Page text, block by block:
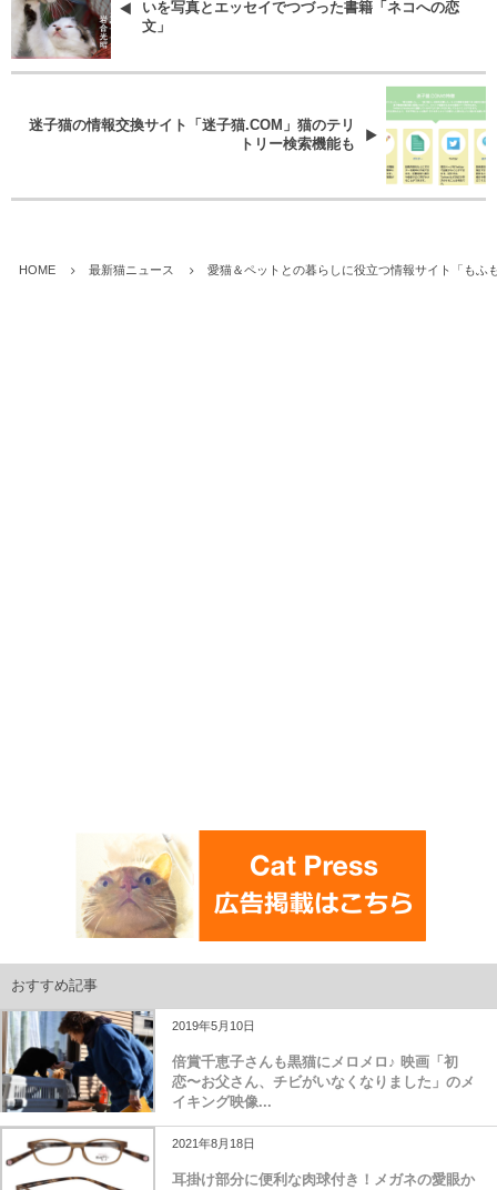
いを写真とエッセイでつづった書籍「ネコへの恋
文」
迷子猫の情報交換サイト「迷子猫.COM」猫のテリ
トリー検索機能も
HOME 最新猫ニュース 愛猫＆ペットとの暮らしに役立つ情報サイト「もふ
おすすめ記事
2019年5月10日
倍賞千恵子さんも黒猫にメロメロ♪ 映画「初
恋〜お父さん、チビがいなくなりました」のメ
イキング映像...
2021年8月18日
耳掛け部分に便利な肉球付き！メガネの愛眼か